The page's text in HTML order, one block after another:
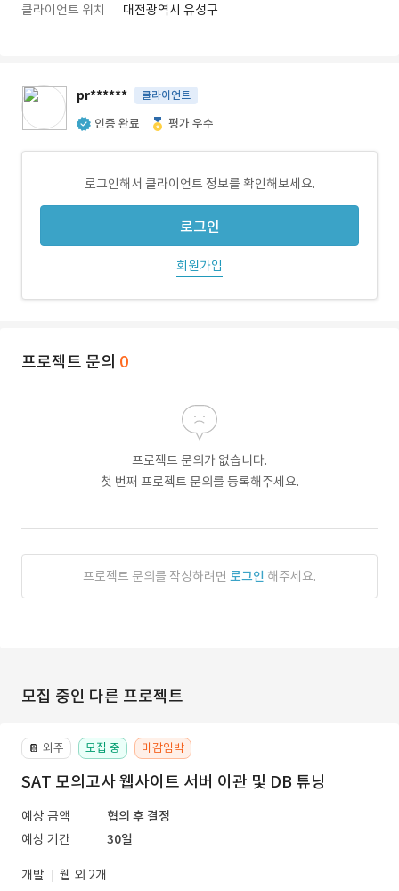
클라이언트 위치 대전광역시 유성구
pr****** 클라이언트
인증 완료 평가 우수
로그인해서 클라이언트 정보를 확인해보세요.
로그인
회원가입
프로젝트 문의 0
프로젝트 문의가 없습니다.
첫 번째 프로젝트 문의를 등록해주세요.
프로젝트 문의를 작성하려면 로그인 해주세요.
모집 중인 다른 프로젝트
📔 외주 모집 중 마감임박
SAT 모의고사 웹사이트 서버 이관 및 DB 튜닝
예상 금액
협의 후 결정
예상 기간
30일
개발
웹 외 2개